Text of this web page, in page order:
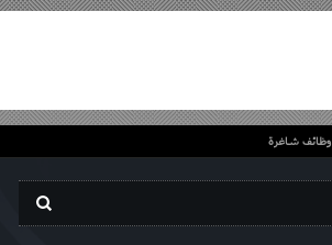
وظائف شاغرة